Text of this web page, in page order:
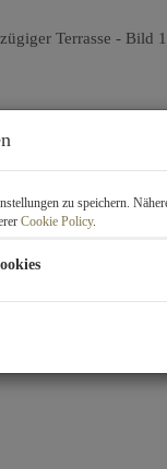
zu speichern.
Cookie Policy.